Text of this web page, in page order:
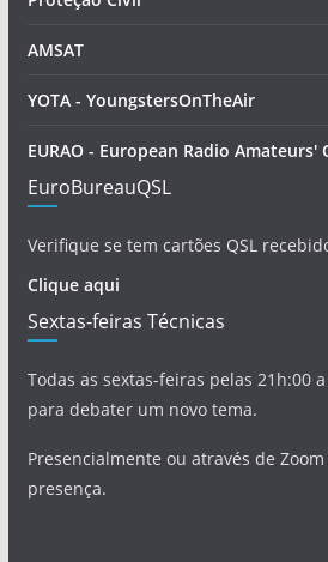
AMSAT
YOTA - YoungstersOnTheAir
EURAO - European Radio Amateurs'
EuroBureauQSL
Verifique se tem cartões QSL
Clique aqui
Sextas-feiras Técnicas
Todas as sextas-feiras pelas 21h:00
para debater um novo tema.
Presencialmente ou através de
presença.